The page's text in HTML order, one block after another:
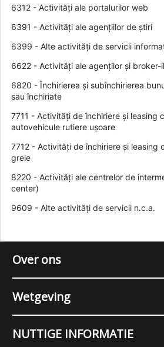
6312 - Activități ale portalurilor web
6391 - Activități ale agențiilor de știri
6399 - Alte activități de servicii
6622 - Activități ale agenților și broker-
6820 - Închirierea și subînchirierea
sau închiriate
7711 - Activități de închiriere și leasing
autovehicule rutiere ușoare
7712 - Activități de închiriere și leasing
grele
8220 - Activități ale centrelor de
center)
9609 - Alte activități de servicii n.c.a.
Over ons
Wetgeving
NUTTIGE INFORMATIE